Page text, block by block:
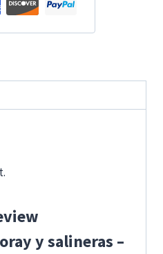
y salineras –